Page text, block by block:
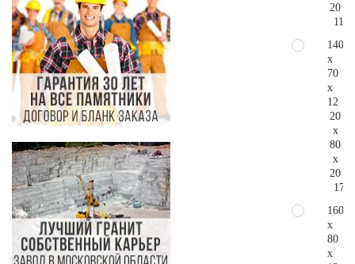
20
140
x
70
x
12
20
x
80
x
20
160
x
80
x